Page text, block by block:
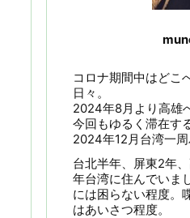
コロナ期間中はどこ
日々。
2024年8月より高雄
今回もゆるく滞在す
2024年12月台湾一周
台北半年、屏東2年
年台湾に住んでいま
には困らない程度。
はあいさつ程度。